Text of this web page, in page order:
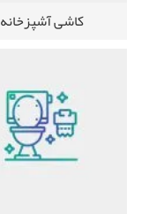
کاشی آشپزخانه